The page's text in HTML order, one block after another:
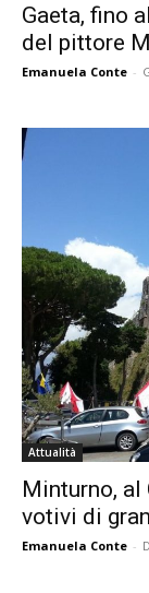
Gaeta, fino
del pittore
Emanuela Conte -
Attualità
Minturno,
votivi di
Emanuela Conte -